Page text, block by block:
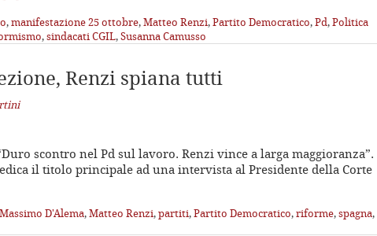
,manifestazione 25 ottobre,Matteo Renzi,Partito Democratico,Pd,Politica
,sindacati CGIL,Susanna Camusso
Renzi spiana tutti
scontro nel Pd sul lavoro. Renzi vince a larga
il titolo principale ad una intervista al Presidente della Corte
Massimo D'Alema,Matteo Renzi,partiti,Partito Democratico,riforme,spagna,